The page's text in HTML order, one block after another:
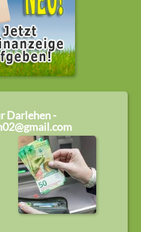
Darlehen -